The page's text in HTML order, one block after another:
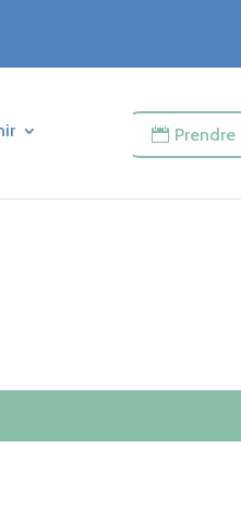
Prendre